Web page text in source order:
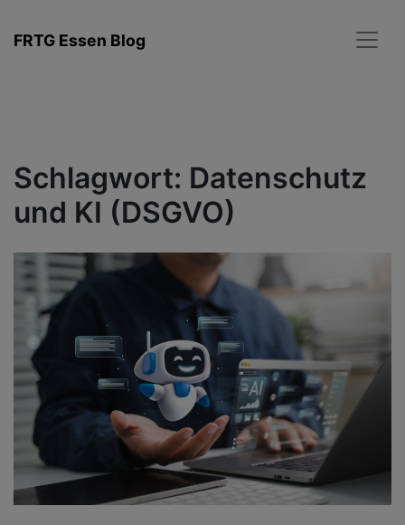
Inhalt
FRTG Essen Blog
Schlagwort: Datenschutz
und KI (DSGVO)